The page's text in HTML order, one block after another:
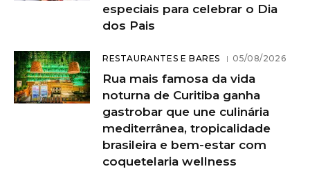
especiais para celebrar o Dia
dos Pais
RESTAURANTES E BARES 05/08/2026
Rua mais famosa da vida
noturna de Curitiba ganha
gastrobar que une culinária
mediterrânea, tropicalidade
brasileira e bem-estar com
coquetelaria wellness